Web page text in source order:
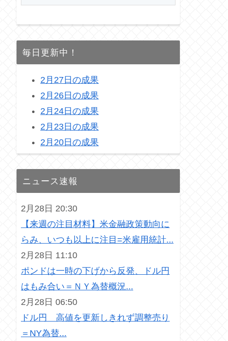
毎日更新中！
2月27日の成果
2月26日の成果
2月24日の成果
2月23日の成果
2月20日の成果
ニュース速報
2月28日 20:30
【来週の注目材料】米金融政策動向に
らみ、いつも以上に注目=米雇用統計...
2月28日 11:10
ポンドは一時の下げから反発、ドル円
はもみ合い＝ＮＹ為替概況...
2月28日 06:50
ドル円 高値を更新しきれず調整売り
＝NY為替...